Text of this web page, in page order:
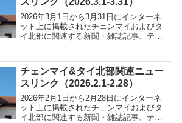
2026年3月1日から3月31日にインターネ
ット上に掲載されたチェンマイおよびタ
イ北部に関連する新聞・雑誌記事、テレ
チェンマイ&タイ北部関連ニュー
スリンク（2026.2.1-2.28）
2026年2月1日から2月28日にインターネ
ット上に掲載されたチェンマイおよびタ
イ北部に関連する新聞・雑誌記事、テレ